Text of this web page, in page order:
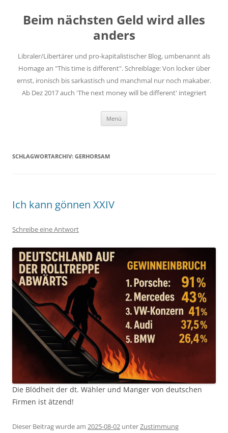
springen
Beim nächsten Geld wird alles
anders
Libraler/Libertärer und pro-kapitalistischer Blog, umbenannt als
Homage an "This time is different". Schreiblage: Von locker über
ernst, ironisch bis sarkastisch und manchmal nur noch makaber.
Ab Dez 2017 auch 'The next money will be different' integriert
Menü
SCHLAGWORTARCHIV: GERHORSAM
Ich kann gönnen XXIV
Schreibe eine Antwort
Die Blödheit der dt. Wähler und Manger von deutschen
Firmen ist ätzend!
Dieser Beitrag wurde am 2025-08-02 unterZustimmung